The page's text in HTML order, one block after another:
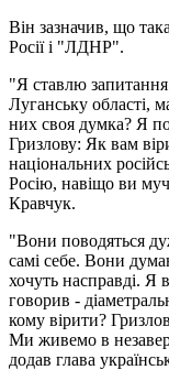
Він зазначив, що
Росії і "ЛДНР".
"Я ставлю
Луганську області,
них своя думка? Я
Гризлову: Як вам
національних
Росію, навіщо ви
Кравчук.
"Вони поводяться
самі себе. Вони
хочуть насправді. Я
говорив -
кому вірити?
Ми живемо в
додав глава